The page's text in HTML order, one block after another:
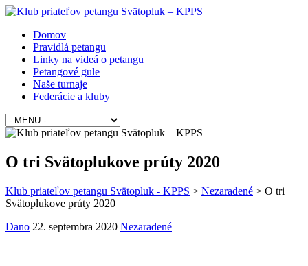
Domov
Pravidlá petangu
Linky na videá o petangu
Petangové gule
Naše turnaje
Federácie a kluby
O tri Svätoplukove prúty 2020
Klub priateľov petangu Svätopluk - KPPS > Nezaradené > O tri
Svätoplukove prúty 2020
Dano 22. septembra 2020 Nezaradené